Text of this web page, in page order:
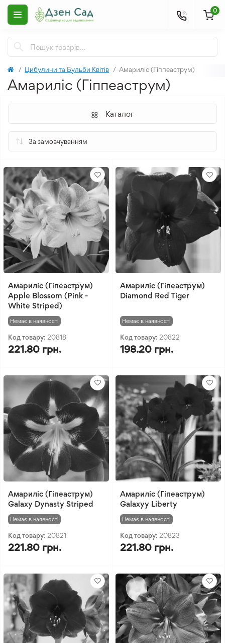
0
Цибулини та Бульби Квітів Амариліс (Гіппеаструм)
Амариліс (Гіппеаструм)
Каталог
Амариліс (Гіпеаструм)
Apple Blossom (Pink -
White Striped)
Немає в наявності
Код товару: 20818
221.80 грн.
Амариліс (Гіпеаструм)
Diamond Red Tiger
Немає в наявності
Код товару: 20822
198.20 грн.
Амариліс (Гіпеаструм)
Galaxy Dynasty Striped
Немає в наявності
Код товару: 20821
221.80 грн.
Амариліс (Гіпеаструм)
Galaxyу Liberty
Немає в наявності
Код товару: 20823
221.80 грн.